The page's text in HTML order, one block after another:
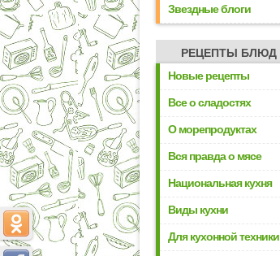
Звездные блоги
РЕЦЕПТЫ БЛЮД
Новые рецепты
Все о сладостях
О морепродуктах
Вся правда о мясе
Национальная кухня
Виды кухни
Для кухонной техники